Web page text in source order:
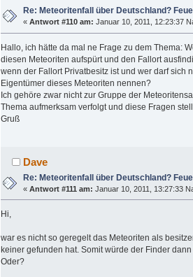
Re: Meteoritenfall über Deutschland?
«Antwort #110 am: Januar 10, 2011, 12:23:37
Hallo, ich hätte da mal ne Frage zu dem Thema:
diesen Meteoriten aufspürt und den Fallort
wenn der Fallort Privatbesitz ist und wer darf sich
Eigentümer dieses Meteoriten nennen?
Ich gehöre zwar nicht zur Gruppe der
Thema aufmerksam verfolgt und diese Fragen
Gruß
Dave
Re: Meteoritenfall über Deutschland?
«Antwort #111 am: Januar 10, 2011, 13:27:33
Hi,
war es nicht so geregelt das Meteoriten als
keiner gefunden hat. Somit würde der Finder
Oder?